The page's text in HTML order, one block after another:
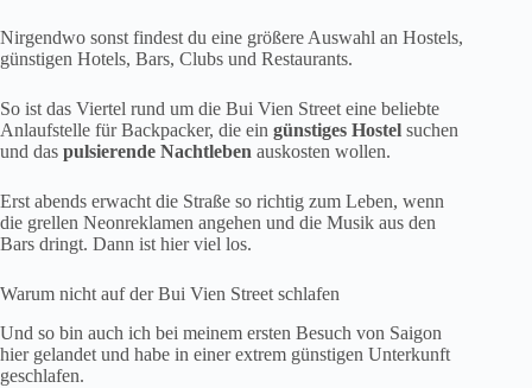
Nirgendwo sonst findest du eine größere Auswahl an Hostels,
günstigen Hotels, Bars, Clubs und Restaurants.
So ist das Viertel rund um die Bui Vien Street eine beliebte
Anlaufstelle für Backpacker, die ein günstiges Hostel suchen
und das pulsierende Nachtleben auskosten wollen.
Erst abends erwacht die Straße so richtig zum Leben, wenn
die grellen Neonreklamen angehen und die Musik aus den
Bars dringt. Dann ist hier viel los.
Warum nicht auf der Bui Vien Street schlafen
Und so bin auch ich bei meinem ersten Besuch von Saigon
hier gelandet und habe in einer extrem günstigen Unterkunft
geschlafen.